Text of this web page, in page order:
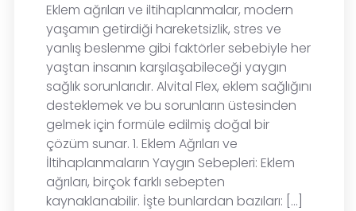
Eklem ağrıları ve iltihaplanmalar, modern
yaşamın getirdiği hareketsizlik, stres ve
yanlış beslenme gibi faktörler sebebiyle her
yaştan insanın karşılaşabileceği yaygın
sağlık sorunlarıdır. Alvital Flex, eklem sağlığını
desteklemek ve bu sorunların üstesinden
gelmek için formüle edilmiş doğal bir
çözüm sunar. 1. Eklem Ağrıları ve
İltihaplanmaların Yaygın Sebepleri: Eklem
ağrıları, birçok farklı sebepten
kaynaklanabilir. İşte bunlardan bazıları: […]